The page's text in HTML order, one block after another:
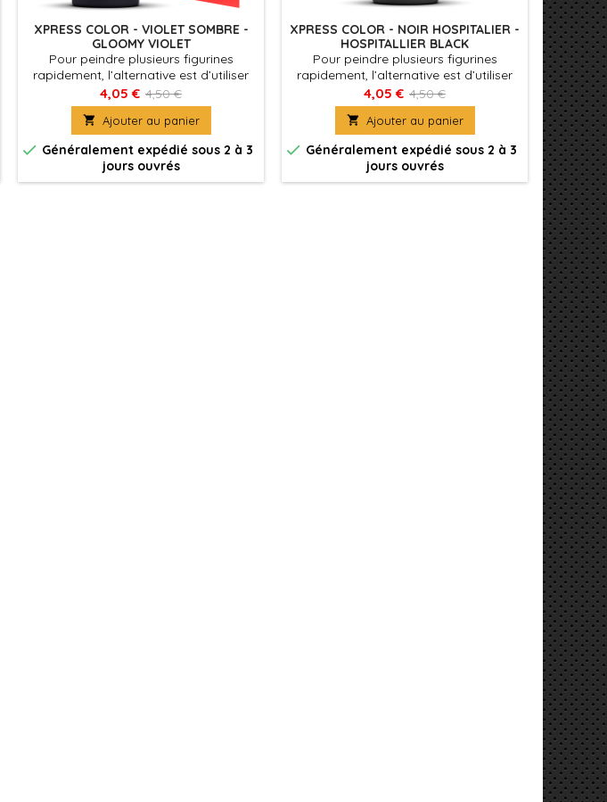
XPRESS COLOR - VIOLET SOMBRE -
GLOOMY VIOLET
Pour peindre plusieurs figurines
rapidement, l’alternative est d’utiliser
Xpress Color, des couleurs mates avec
une formulation spécifique qui
permettent de peindre des figurines
facilement et rapidement
4,05 € 4,50 €
 Ajouter au panier
 Généralement expédié sous 2 à 3
jours ouvrés
XPRESS COLOR - NOIR HOSPITALIER -
HOSPITALLIER BLACK
Pour peindre plusieurs figurines
rapidement, l’alternative est d’utiliser
Xpress Color, des couleurs mates avec
une formulation spécifique qui
permettent de peindre des figurines
facilement et rapidement
4,05 € 4,50 €
 Ajouter au panier
 Généralement expédié sous 2 à 3
jours ouvrés
XPRESS
Pour
Xpress
une
